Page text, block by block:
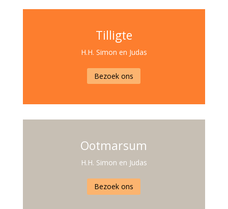
Tilligte
H.H. Simon en Judas
Bezoek ons
Ootmarsum
H.H. Simon en Judas
Bezoek ons